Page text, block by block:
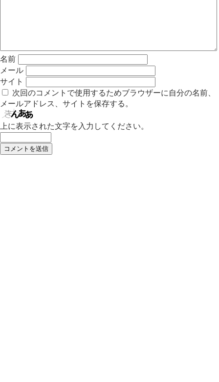
名前
メール
サイト
次回のコメントで使用するためブラウザーに自分の名前、
メールアドレス、サイトを保存する。
上に表示された文字を入力してください。